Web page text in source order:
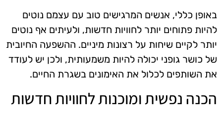
באופן כללי, אנשים המרגישים טוב עם עצמם נוטים
להיות פתוחים יותר לחוויות חדשות, ולעיתים אף נוטים
יותר לקיים שיחות על רצונות מיניים. ההשפעה החיובית
של כושר גופני יכולה להיות משמעותית, ולכן יש לעודד
את השותפים לכלול את האימונים בשגרת החיים.
הכנה נפשית ומוכנות לחוויות חדשות